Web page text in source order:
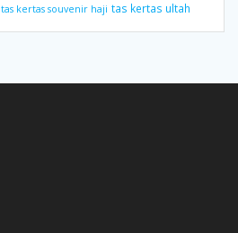
tas kertas souvenir haji tas kertas ultah